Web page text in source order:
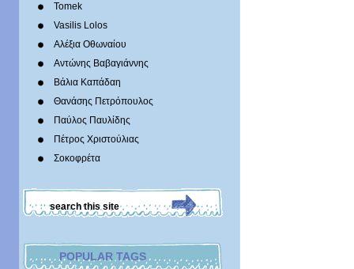
Tomek
Vasilis Lolos
Αλέξια Οθωναίου
Αντώνης Βαβαγιάννης
Βάλια Καπάδαη
Θανάσης Πετρόπουλος
Παύλος Παυλίδης
Πέτρος Χριστούλιας
Σοκοφρέτα
POPULAR TAGS